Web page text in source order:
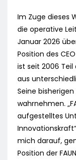
Im Zuge dieses
die operative
Januar 2026
Position des
ist seit 2006 Teil
aus
Seine
wahrnehmen.
aufgestelltes
mich darauf,
Position der